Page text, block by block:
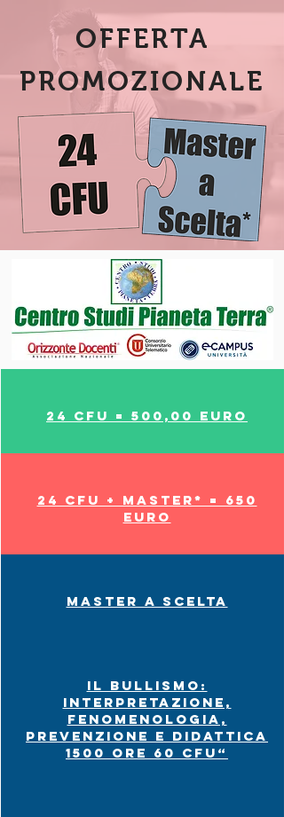
OFFERTA
PROMOZIONALE
24 CFU = 500,00 EURO
24 CFU + MASTER* = 650
EURO
MASTER A SCELTA
Il Bullismo:
Interpretazione,
fenomenologia,
prevenzione e didattica
1500 ORE 60 CFU“